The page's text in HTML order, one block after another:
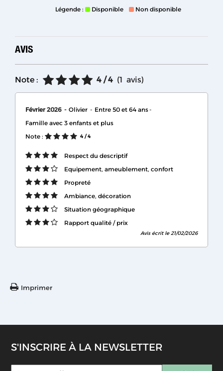
Légende : Disponible Non disponible
AVIS
Note : 4 / 4 (1 avis)
Février 2026 Olivier
Entre 50 et 64 ans
Famille avec 3 enfants et plus
Note :
4 / 4
Respect du descriptif
Equipement, ameublement, confort
Propreté
Ambiance, décoration
Situation géographique
Rapport qualité / prix
Avis écrit le 21/02/2026
Imprimer
S'INSCRIRE À LA NEWSLETTER